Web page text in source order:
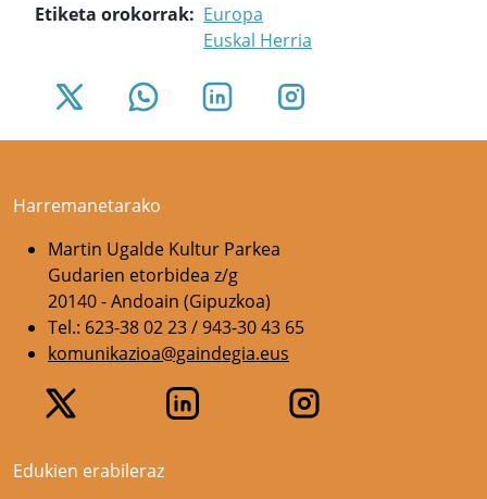
Etiketa orokorrak
Europa
Euskal Herria
Harremanetarako
Martin Ugalde Kultur Parkea
Gudarien etorbidea z/g
20140 - Andoain (Gipuzkoa)
Tel.: 623-38 02 23 / 943-30 43 65
komunikazioa@gaindegia.eus
Edukien erabileraz